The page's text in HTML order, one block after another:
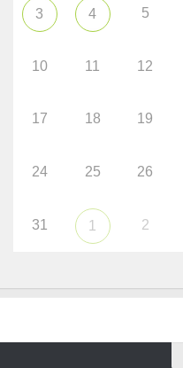
3 4 5
10 11 12
17 18 19
24 25 26
31 1 2